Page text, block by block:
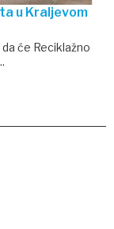
u Kraljevom
će Reciklažno